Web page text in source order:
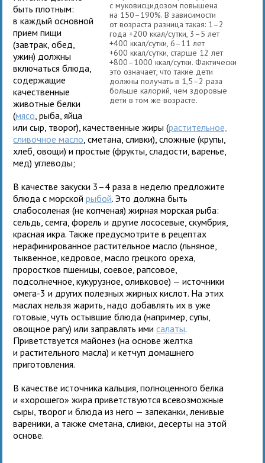
с муковисцидозом повышена
на 150–190%. В зависимости
от возраста разница такая: 1–2
года +200 ккал/сутки, 3–5 лет
+400 ккал/сутки, 6–11 лет
+600 ккал/сутки, старше 12 лет
+800–1000 ккал/сутки. Фактически
это означает, что такие дети
должны получать в 1,5–2 раза
больше калорий, чем здоровые
дети в том же возрасте.
быть плотным:
в каждый основной
прием пищи
(завтрак, обед,
ужин) должны
включаться блюда,
содержащие
качественные
животные белки
(мясо , рыба, яйца
или сыр, творог), качественные жиры (растительное,
сливочное масло , сметана, сливки), сложные (крупы,
хлеб, овощи) и простые (фрукты, сладости, варенье,
мед) углеводы;
В качестве закуски 3–4 раза в неделю предложите
блюда с морскойрыбой. Это должна быть
слабосоленая (не копченая) жирная морская рыба:
сельдь, семга, форель и другие лососевые, скумбрия,
красная икра. Также предусмотрите в рецептах
нерафинированное растительное масло (льняное,
тыквенное, кедровое, масло грецкого ореха,
проростков пшеницы, соевое, рапсовое,
подсолнечное, кукурузное, оливковое) — источники
омега-3 и других полезных жирных кислот. На этих
маслах нельзя жарить, надо добавлять их в уже
готовые, чуть остывшие блюда (например, супы,
овощное рагу) или заправлять имисалаты.
Приветствуется майонез (на основе желтка
и растительного масла) и кетчуп домашнего
приготовления.
В качестве источника кальция, полноценного белка
и «хорошего» жира приветствуются всевозможные
сыры, творог и блюда из него — запеканки, ленивые
вареники, а также сметана, сливки, десерты на этой
основе.